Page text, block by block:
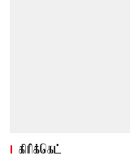
கிரிக்கெட்